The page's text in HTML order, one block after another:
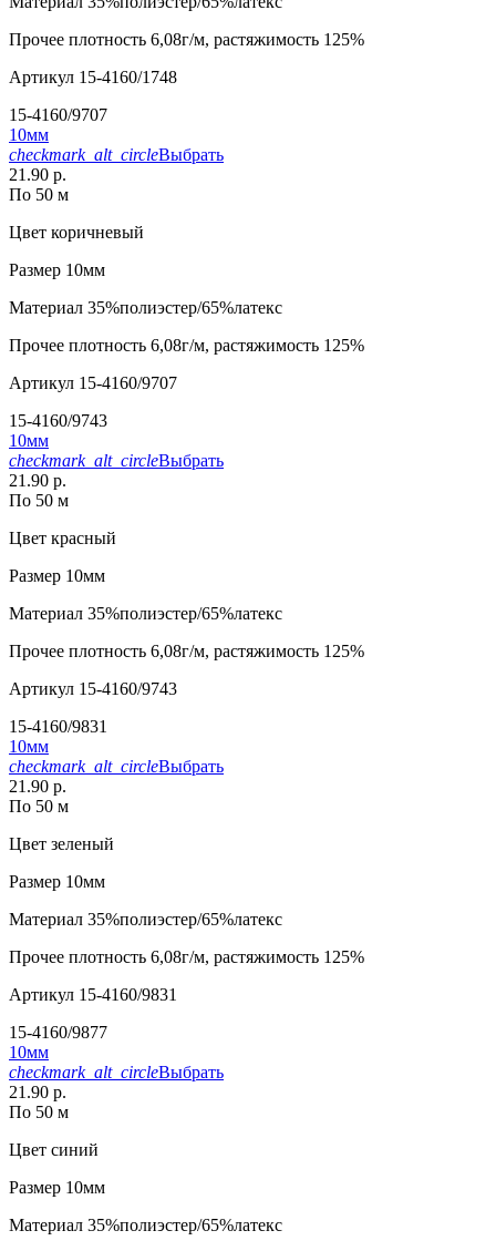
Прочее плотность 6,08г/м, растяжимость 125%
Артикул 15-4160/1748
15-4160/9707
10мм
checkmark_alt_circleВыбрать
21.90 р.
По 50 м
Цвет коричневый
Размер 10мм
Материал 35%полиэстер/65%латекс
Прочее плотность 6,08г/м, растяжимость 125%
Артикул 15-4160/9707
15-4160/9743
10мм
checkmark_alt_circleВыбрать
21.90 р.
По 50 м
Цвет красный
Размер 10мм
Материал 35%полиэстер/65%латекс
Прочее плотность 6,08г/м, растяжимость 125%
Артикул 15-4160/9743
15-4160/9831
10мм
checkmark_alt_circleВыбрать
21.90 р.
По 50 м
Цвет зеленый
Размер 10мм
Материал 35%полиэстер/65%латекс
Прочее плотность 6,08г/м, растяжимость 125%
Артикул 15-4160/9831
15-4160/9877
10мм
checkmark_alt_circleВыбрать
21.90 р.
По 50 м
Цвет синий
Размер 10мм
Материал 35%полиэстер/65%латекс